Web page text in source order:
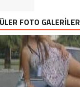
FOTO GALERİLER